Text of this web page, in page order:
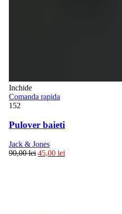
Inchide
Comanda rapida
152
Pulover baieti
Jack & Jones
90,00lei 45,00 lei